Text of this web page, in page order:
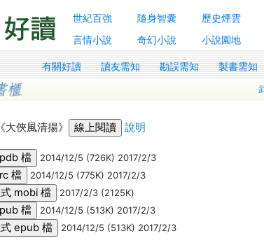
世紀百強 隨身智囊 歷史煙雲
言情小說
奇幻小說 小說園地
有關好讀 讀友需知 勘誤需知 製書需知
《大俠風清揚》 說明
2014/12/5 (726K) 2017/2/3
2014/12/5 (775K) 2017/2/3
2017/2/3 (2125K)
2014/12/5 (513K) 2017/2/3
2014/12/5 (513K) 2017/2/3